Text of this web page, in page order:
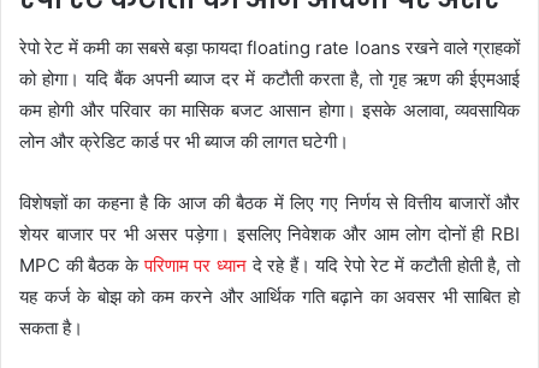
रेपो रेट में कमी का सबसे बड़ा फायदा floating rate loans रखने वाले ग्राहकों
को होगा। यदि बैंक अपनी ब्याज दर में कटौती करता है, तो गृह ऋण की ईएमआई
कम होगी और परिवार का मासिक बजट आसान होगा। इसके अलावा, व्यवसायिक
लोन और क्रेडिट कार्ड पर भी ब्याज की लागत घटेगी।
विशेषज्ञों का कहना है कि आज की बैठक में लिए गए निर्णय से वित्तीय बाजारों और
शेयर बाजार पर भी असर पड़ेगा। इसलिए निवेशक और आम लोग दोनों ही RBI
MPC की बैठक केपरिणाम पर ध्यानदे रहे हैं। यदि रेपो रेट में कटौती होती है, तो
यह कर्ज के बोझ को कम करने और आर्थिक गति बढ़ाने का अवसर भी साबित हो
सकता है।